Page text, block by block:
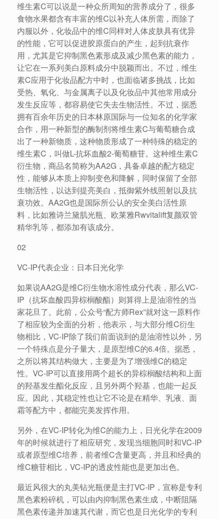
维生素C可以说是一种众所周知的营养成分了，很多
食物水果都含有丰富的维C以补充人体所需，而除了
内服以外，化妆品中的维C同样对人体皮肤具有优异
的性能，它可以促进胶原蛋白的产生，起到抗衰作
用，尤其是它抑制黑色素形成及减少黑色素的能力，
让它在一系列美白原料成分中脱颖而出。不过，维生
素C应用于化妆品配方中时，也面临诸多挑战，比如
受热、氧化、与金属离子以及化妆品中其他常用成分
发生反应等，都容易使它失去生物活性。不过，据悉
拥有百余年历史的日本林原国际与一位知名的化学家
合作，用一种新型的酶制剂将维生素C与葡萄糖合成
出了一种新物质，这种物质形成了一种特殊的稳定的
维生素C，叫做L-抗坏血酸2-葡萄糖苷。这种维生素C
衍生物，商品名简称为AA2G，具备卓越的配方稳定
性，能够从本质上抑制变色和降解，同时保留了全部
生物活性，以达到提亮美白，抵御紫外线照射以及抗
衰功效。AA2G也是国际所公认的安全美白活性原
料，比如雅诗兰黛肌光瓶、欧莱雅Rwvitalift复颜双管
精华乳等，都添加有该成分。
02
VC-IP代表企业：日本日光化学
如果说AA2G是维C衍生物水溶性成分代表，那么VC-
IP（抗坏血酸四异棕榈酸酯）则算得上是油溶性的当
家花旦了。此前，公众号“配方师Rex”就对这一原料作
了相应较为全面的分析，他表示，与大部分维C衍生
物相比，VC-IP除了我们前面说到的是油溶性以外，另
一个特殊点是分子量大，是原型维C的6.4倍。据悉，
之所以将其结构做大，主要是为了增强维C的稳定
性。VC-IP可以直接用两个超长的异棕榈酸结构和上面
的羟基发生酯化反应，且另外两个羟基，也能一起反
应。因此，其稳定性也让它不论是在精华、乳液、面
霜等配方中，都能完美发挥作用。
另外，在VC-IP转化为维C的能力上，日光化学在2009
年的时候就进行了相应研究，发现当细胞同时和VC-IP
或者原型维C培养，前者维C含量更高，并且和经典的
维C糖苷相比，VC-IP的透皮性能也是更加出色。
最近风很大的丸美钻光瓶便是主打VC-IP，宣称是专利
黑色素粉碎机，可以由内抑制黑色素生成，中断阻隔
黑色素传递并加速其代谢，而它也是日光化学的专利